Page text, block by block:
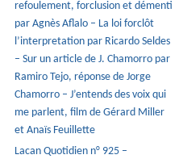
refoulement, forclusion et démenti
par Agnès Aflalo – La loi forclôt
l’interpretation par Ricardo Seldes
– Sur un article de J. Chamorro par
Ramiro Tejo, réponse de Jorge
Chamorro – J’entends des voix qui
me parlent, film de Gérard Miller
et Anaïs Feuillette
Lacan Quotidien n° 925 –